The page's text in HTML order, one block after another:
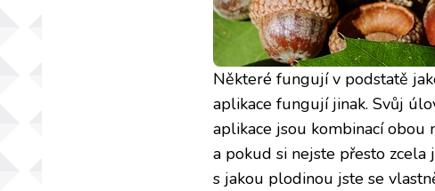
Některé fungují v podstatě
aplikace fungují jinak. Svůj
aplikace jsou kombinací obou
a pokud si nejste přesto zcela
s jakou plodinou jste se